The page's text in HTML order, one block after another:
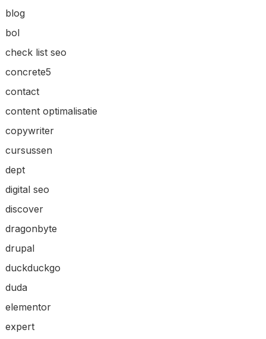
blog
bol
check list seo
concrete5
contact
content optimalisatie
copywriter
cursussen
dept
digital seo
discover
dragonbyte
drupal
duckduckgo
duda
elementor
expert